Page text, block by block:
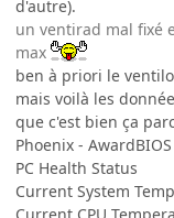
d'autre).
un ventirad mal fixé
max
ben à priori le
mais voilà les
que c'est bien ça
Phoenix -
PC Health Status
Current System